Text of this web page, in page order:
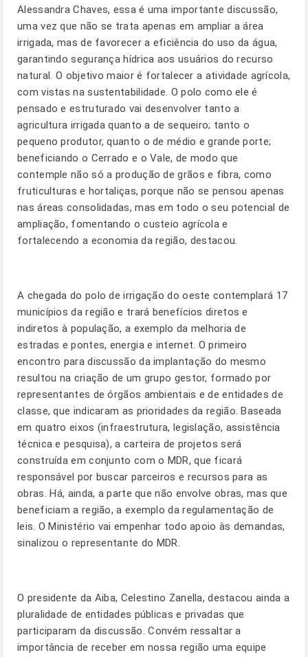
Alessandra Chaves, essa é uma importante discussão,
uma vez que não se trata apenas em ampliar a área
irrigada, mas de favorecer a eficiência do uso da água,
garantindo segurança hídrica aos usuários do recurso
natural. O objetivo maior é fortalecer a atividade agrícola,
com vistas na sustentabilidade. O polo como ele é
pensado e estruturado vai desenvolver tanto a
agricultura irrigada quanto a de sequeiro; tanto o
pequeno produtor, quanto o de médio e grande porte;
beneficiando o Cerrado e o Vale, de modo que
contemple não só a produção de grãos e fibra, como
fruticulturas e hortaliças, porque não se pensou apenas
nas áreas consolidadas, mas em todo o seu potencial de
ampliação, fomentando o custeio agrícola e
fortalecendo a economia da região, destacou.
A chegada do polo de irrigação do oeste contemplará 17
municípios da região e trará benefícios diretos e
indiretos à população, a exemplo da melhoria de
estradas e pontes, energia e internet. O primeiro
encontro para discussão da implantação do mesmo
resultou na criação de um grupo gestor, formado por
representantes de órgãos ambientais e de entidades de
classe, que indicaram as prioridades da região. Baseada
em quatro eixos (infraestrutura, legislação, assistência
técnica e pesquisa), a carteira de projetos será
construída em conjunto com o MDR, que ficará
responsável por buscar parceiros e recursos para as
obras. Há, ainda, a parte que não envolve obras, mas que
beneficiam a região, a exemplo da regulamentação de
leis. O Ministério vai empenhar todo apoio às demandas,
sinalizou o representante do MDR.
O presidente da Aiba, Celestino Zanella, destacou ainda a
pluralidade de entidades públicas e privadas que
participaram da discussão. Convém ressaltar a
importância de receber em nossa região uma equipe